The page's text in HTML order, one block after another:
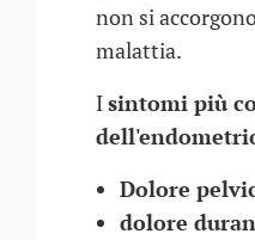
non si
malattia.
Isintomi più
Dolore
dolore